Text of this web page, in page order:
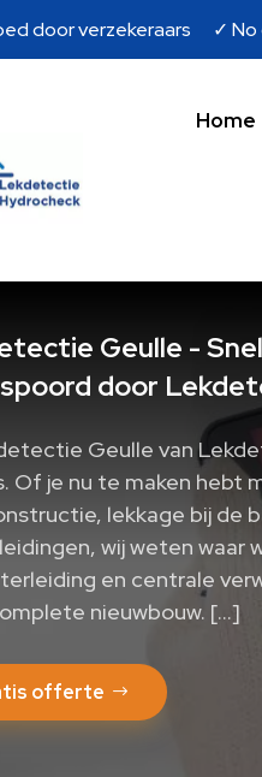
door verzekeraars ✓
Home
Geulle -
door
Geulle van
Of je nu te maken hebt
lekkage bij de
wij weten waar
en centrale
nieuwbouw. […]
offerte